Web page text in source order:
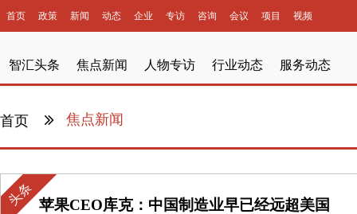
首页 政策 新闻 动态 企业 专访 咨询 会议 项目 视频
智汇头条 焦点新闻 人物专访 行业动态 服务动态
首页 焦点新闻
头条 苹果CEO库克：中国制造业早已经远超美国